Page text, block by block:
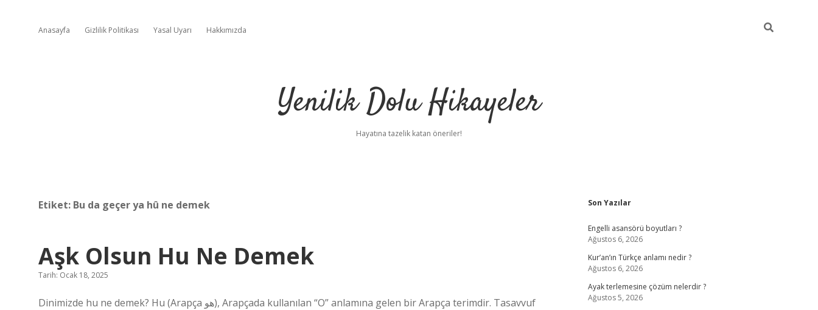
Anasayfa Gizlilik Politikası Yasal Uyarı Hakkımızda
Yenilik Dolu Hikayeler
Hayatına tazelik katan öneriler!
Etiket: Bu da geçer ya hû ne demek
Aşk Olsun Hu Ne Demek
Tarih: Ocak 18, 2025
Dinimizde hu ne demek? Hu (Arapça هو), Arapçada kullanılan “O” anlamına gelen bir Arapça terimdir. Tasavvuf
Sidebar
Son Yazılar
Engelli asansörü boyutları ?
Ağustos 6, 2026
Kur’an’ın Türkçe anlamı nedir ?
Ağustos 6, 2026
Ayak terlemesine çözüm nelerdir ?
Ağustos 5, 2026